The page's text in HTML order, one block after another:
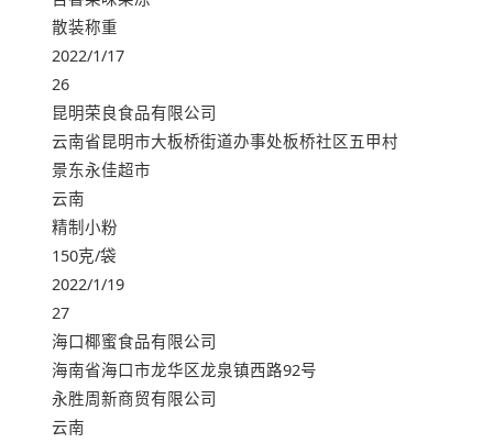
散装称重
2022/1/17
26
昆明荣良食品有限公司
云南省昆明市大板桥街道办事处板桥社区五甲村
景东永佳超市
云南
精制小粉
150克/袋
2022/1/19
27
海口椰蜜食品有限公司
海南省海口市龙华区龙泉镇西路92号
永胜周新商贸有限公司
云南